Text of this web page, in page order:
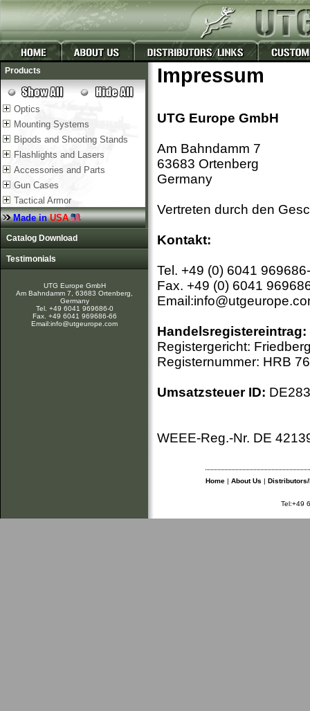
Products
Optics
Mounting Systems
Bipods and Shooting Stands
Flashlights and Lasers
Accessories and Parts
Gun Cases
Tactical Armor
Made inUSA
Catalog Download
Testimonials
UTG Europe GmbH
Am Bahndamm 7, 63683 Ortenberg,
Germany
Tel. +49 6041 969686-0
Fax. +49 6041 969686-66
Email:info@utgeurope.com
Impressum
UTG Europe GmbH
Am Bahndamm 7
63683 Ortenberg
Germany
Vertreten durch den
Kontakt:
Tel. +49 (0) 6041
Fax. +49 (0) 6041
Handelsregistereintrag:
Registergericht:
Registernummer: HRB
Umsatzsteuer ID:
WEEE-Reg.-Nr. DE
Home | About Us |
Tel:+49